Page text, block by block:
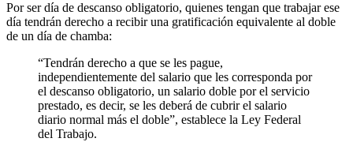
Por ser día de descanso obligatorio, quienes tengan que trabajar ese
día tendrán derecho a recibir una gratificación equivalente al doble
de un día de chamba:
“Tendrán derecho a que se les pague,
independientemente del salario que les corresponda por
el descanso obligatorio, un salario doble por el servicio
prestado, es decir, se les deberá de cubrir el salario
diario normal más el doble”, establece la Ley Federal
del Trabajo.